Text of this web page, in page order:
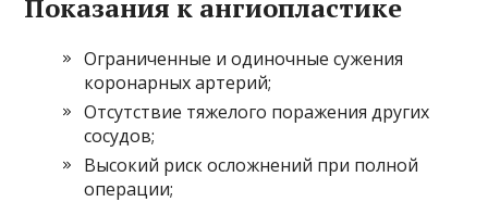
Показания к ангиопластике
Ограниченные и одиночные сужения
коронарных артерий;
Отсутствие тяжелого поражения других
сосудов;
Высокий риск осложнений при полной
операции;